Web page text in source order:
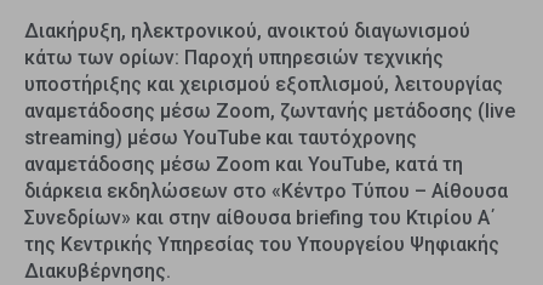
Διακήρυξη, ηλεκτρονικού, ανοικτού διαγωνισμού
κάτω των ορίων: Παροχή υπηρεσιών τεχνικής
υποστήριξης και χειρισμού εξοπλισμού, λειτουργίας
αναμετάδοσης μέσω Zoom, ζωντανής μετάδοσης (live
streaming) μέσω YouTube και ταυτόχρονης
αναμετάδοσης μέσω Zoom και YouTube, κατά τη
διάρκεια εκδηλώσεων στο «Κέντρο Τύπου – Αίθουσα
Συνεδρίων» και στην αίθουσα briefing του Κτιρίου Α΄
της Κεντρικής Υπηρεσίας του Υπουργείου Ψηφιακής
Διακυβέρνησης.